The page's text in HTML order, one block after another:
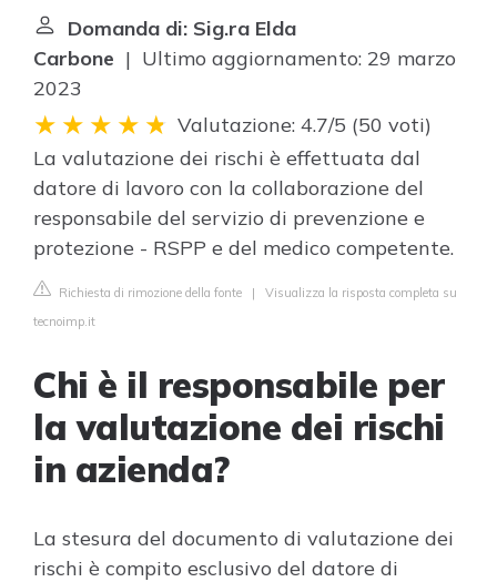
Domanda di: Sig.ra Elda
Carbone | Ultimo aggiornamento: 29 marzo
2023
Valutazione: 4.7/5 (50 voti)
La valutazione dei rischi è effettuata dal
datore di lavoro con la collaborazione del
responsabile del servizio di prevenzione e
protezione - RSPP e del medico competente.
Richiesta di rimozione della fonte | Visualizza la risposta completa su
tecnoimp.it
Chi è il responsabile per
la valutazione dei rischi
in azienda?
La stesura del documento di valutazione dei
rischi è compito esclusivo del datore di